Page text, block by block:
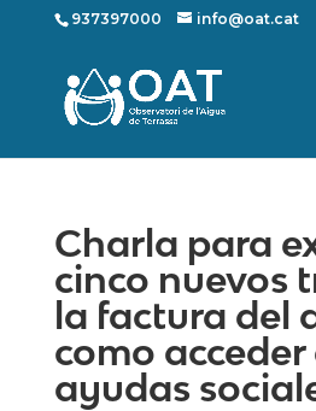
937397000 info@oat.cat
Charla para
cinco nuevos
la factura del
como acceder
ayudas